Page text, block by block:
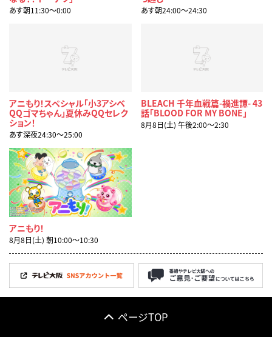
あす朝11:30〜0:00 あす朝24:00〜24:30
アニもり！スペシャル「小3アシベ
QQゴマちゃん」夏休みQQセレク
ション！
あす深夜24:30〜25:00
BLEACH 千年血戦篇-禍進譚- 43
話「BLOOD FOR MY BONE」
8月8日(土) 午後2:00〜2:30
アニもり！
8月8日(土) 朝10:00〜10:30
ページTOP